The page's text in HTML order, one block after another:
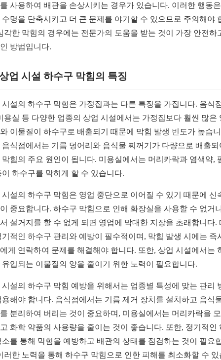
사용하여 배관을 손상시키는 경우가 있습니다. 이러한 행동
수명을 단축시키고 더 큰 문제를 야기할 수 있으므로 주의해야
각한 막힘의 경우에는 전문가의 도움을 받는 것이 가장 안전하
방법입니다.
업 시설 하수구 막힘의 특징
시설의 하수구 막힘은 가정집과는 다른 특징을 가집니다. 음식
용실 등 다양한 업종의 상업 시설에서는 가정집보다 훨씬 많은
이물질이 하수구로 배출되기 때문에 막힘 발생 빈도가 높습
음식점에서는 기름 덩어리와 음식물 찌꺼기가 다량으로 배출되
막힘의 주요 원인이 됩니다. 미용실에서는 머리카락과 염색약,
이 하수구를 막히게 할 수 있습니다.
시설의 하수구 막힘은 영업 중단으로 이어질 수 있기 때문에 신
중요합니다. 하수구 막힘으로 인해 화장실을 사용할 수 없거
설거지를 할 수 없게 되면 영업에 막대한 지장을 초래합니다.
기적인 하수구 관리와 예방이 필수적이며, 막힘 발생 시에는 즉
게 연락하여 문제를 해결해야 합니다. 또한, 상업 시설에서는
유입되는 이물질의 양을 줄이기 위한 노력이 필요합니다.
시설의 하수구 막힘 예방을 위해서는 업종별 특성에 맞는 관리
용해야 합니다. 음식점에서는 기름 제거 장치를 설치하고 음식
분리하여 버리는 것이 중요하며, 미용실에서는 머리카락을
화학 약품의 사용량을 줄이는 것이 좋습니다. 또한, 정기적인
소를 통해 막힘을 예방하고 배관의 상태를 점검하는 것이 필요
러한 노력을 통해 하수구 막힘으로 인한 피해를 최소화할 수 있